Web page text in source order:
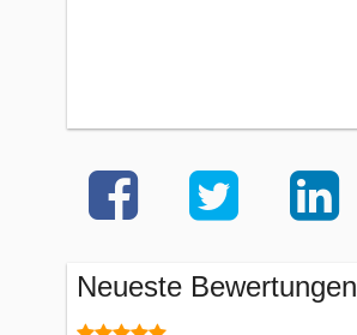
Neueste Bewertungen